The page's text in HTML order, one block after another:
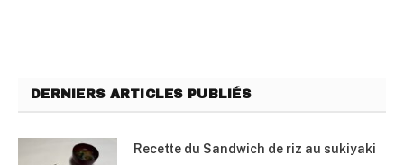
DERNIERS ARTICLES PUBLIÉS
Recette du Sandwich de riz au sukiyaki